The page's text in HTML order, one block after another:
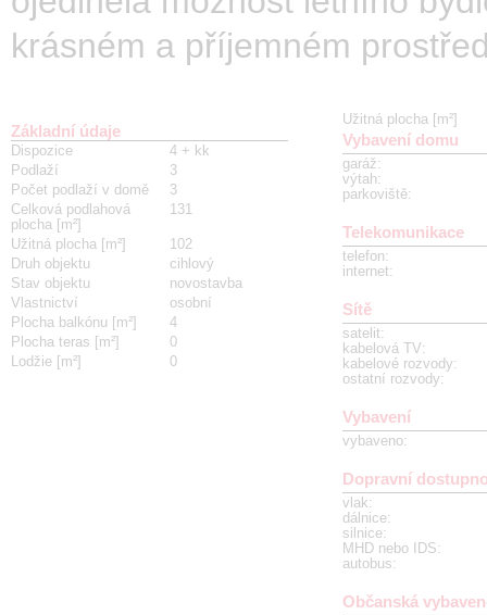
krásném a příjemném
Základní údaje
Dispozice
4 + kk
Podlaží
3
Počet podlaží v domě
3
Celková podlahová
plocha [m²]
131
Užitná plocha [m²]
102
Druh objektu
cihlový
Stav objektu
novostavba
Vlastnictví
osobní
Plocha balkónu [m²]
4
Plocha teras [m²]
0
Lodžie [m²]
0
Užitná plocha [m²]
Vybavení domu
garáž:
výtah:
parkoviště:
Telekomunikace
telefon:
internet:
Sítě
satelit:
kabelová TV:
kabelové rozvody:
ostatní rozvody:
Vybavení
vybaveno:
Dopravní
vlak:
dálnice:
silnice:
MHD nebo IDS:
autobus:
Občanská